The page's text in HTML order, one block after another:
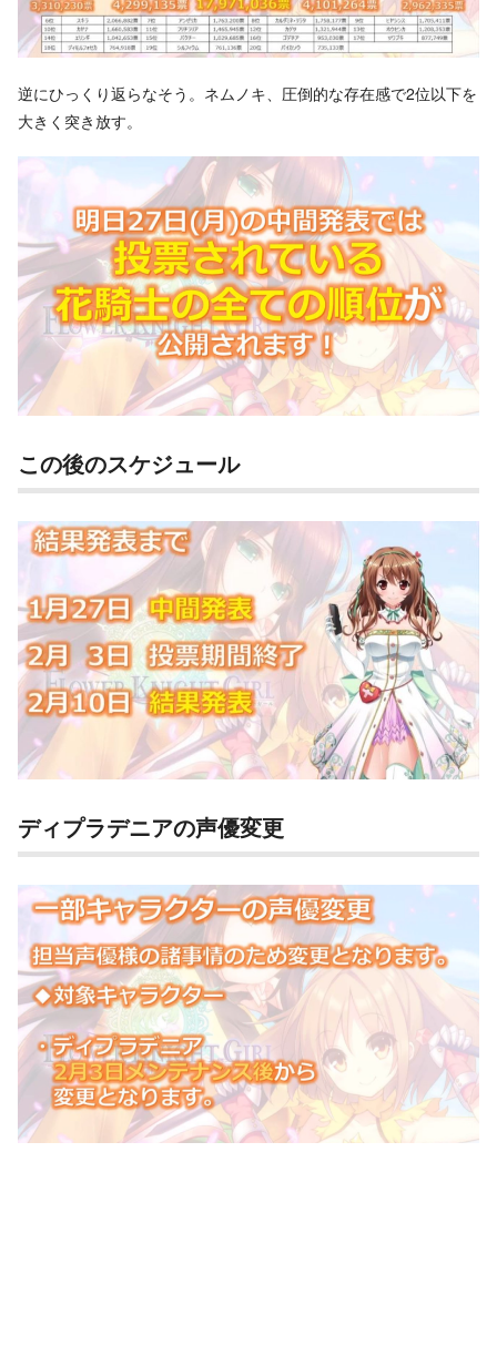
逆にひっくり返らなそう。ネムノキ、圧倒的な存在感で2位以下を
大きく突き放す。
この後のスケジュール
ディプラデニアの声優変更